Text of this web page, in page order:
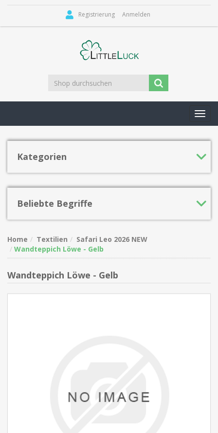
Registrierung Anmelden
Kategorien
Beliebte Begriffe
Home Textilien
Safari Leo 2026 NEW
Wandteppich Löwe - Gelb
Wandteppich Löwe - Gelb